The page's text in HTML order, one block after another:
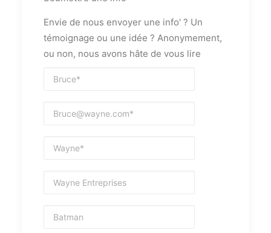
Envie de nous envoyer une info' ? Un
témoignage ou une idée ? Anonymement,
ou non, nous avons hâte de vous lire